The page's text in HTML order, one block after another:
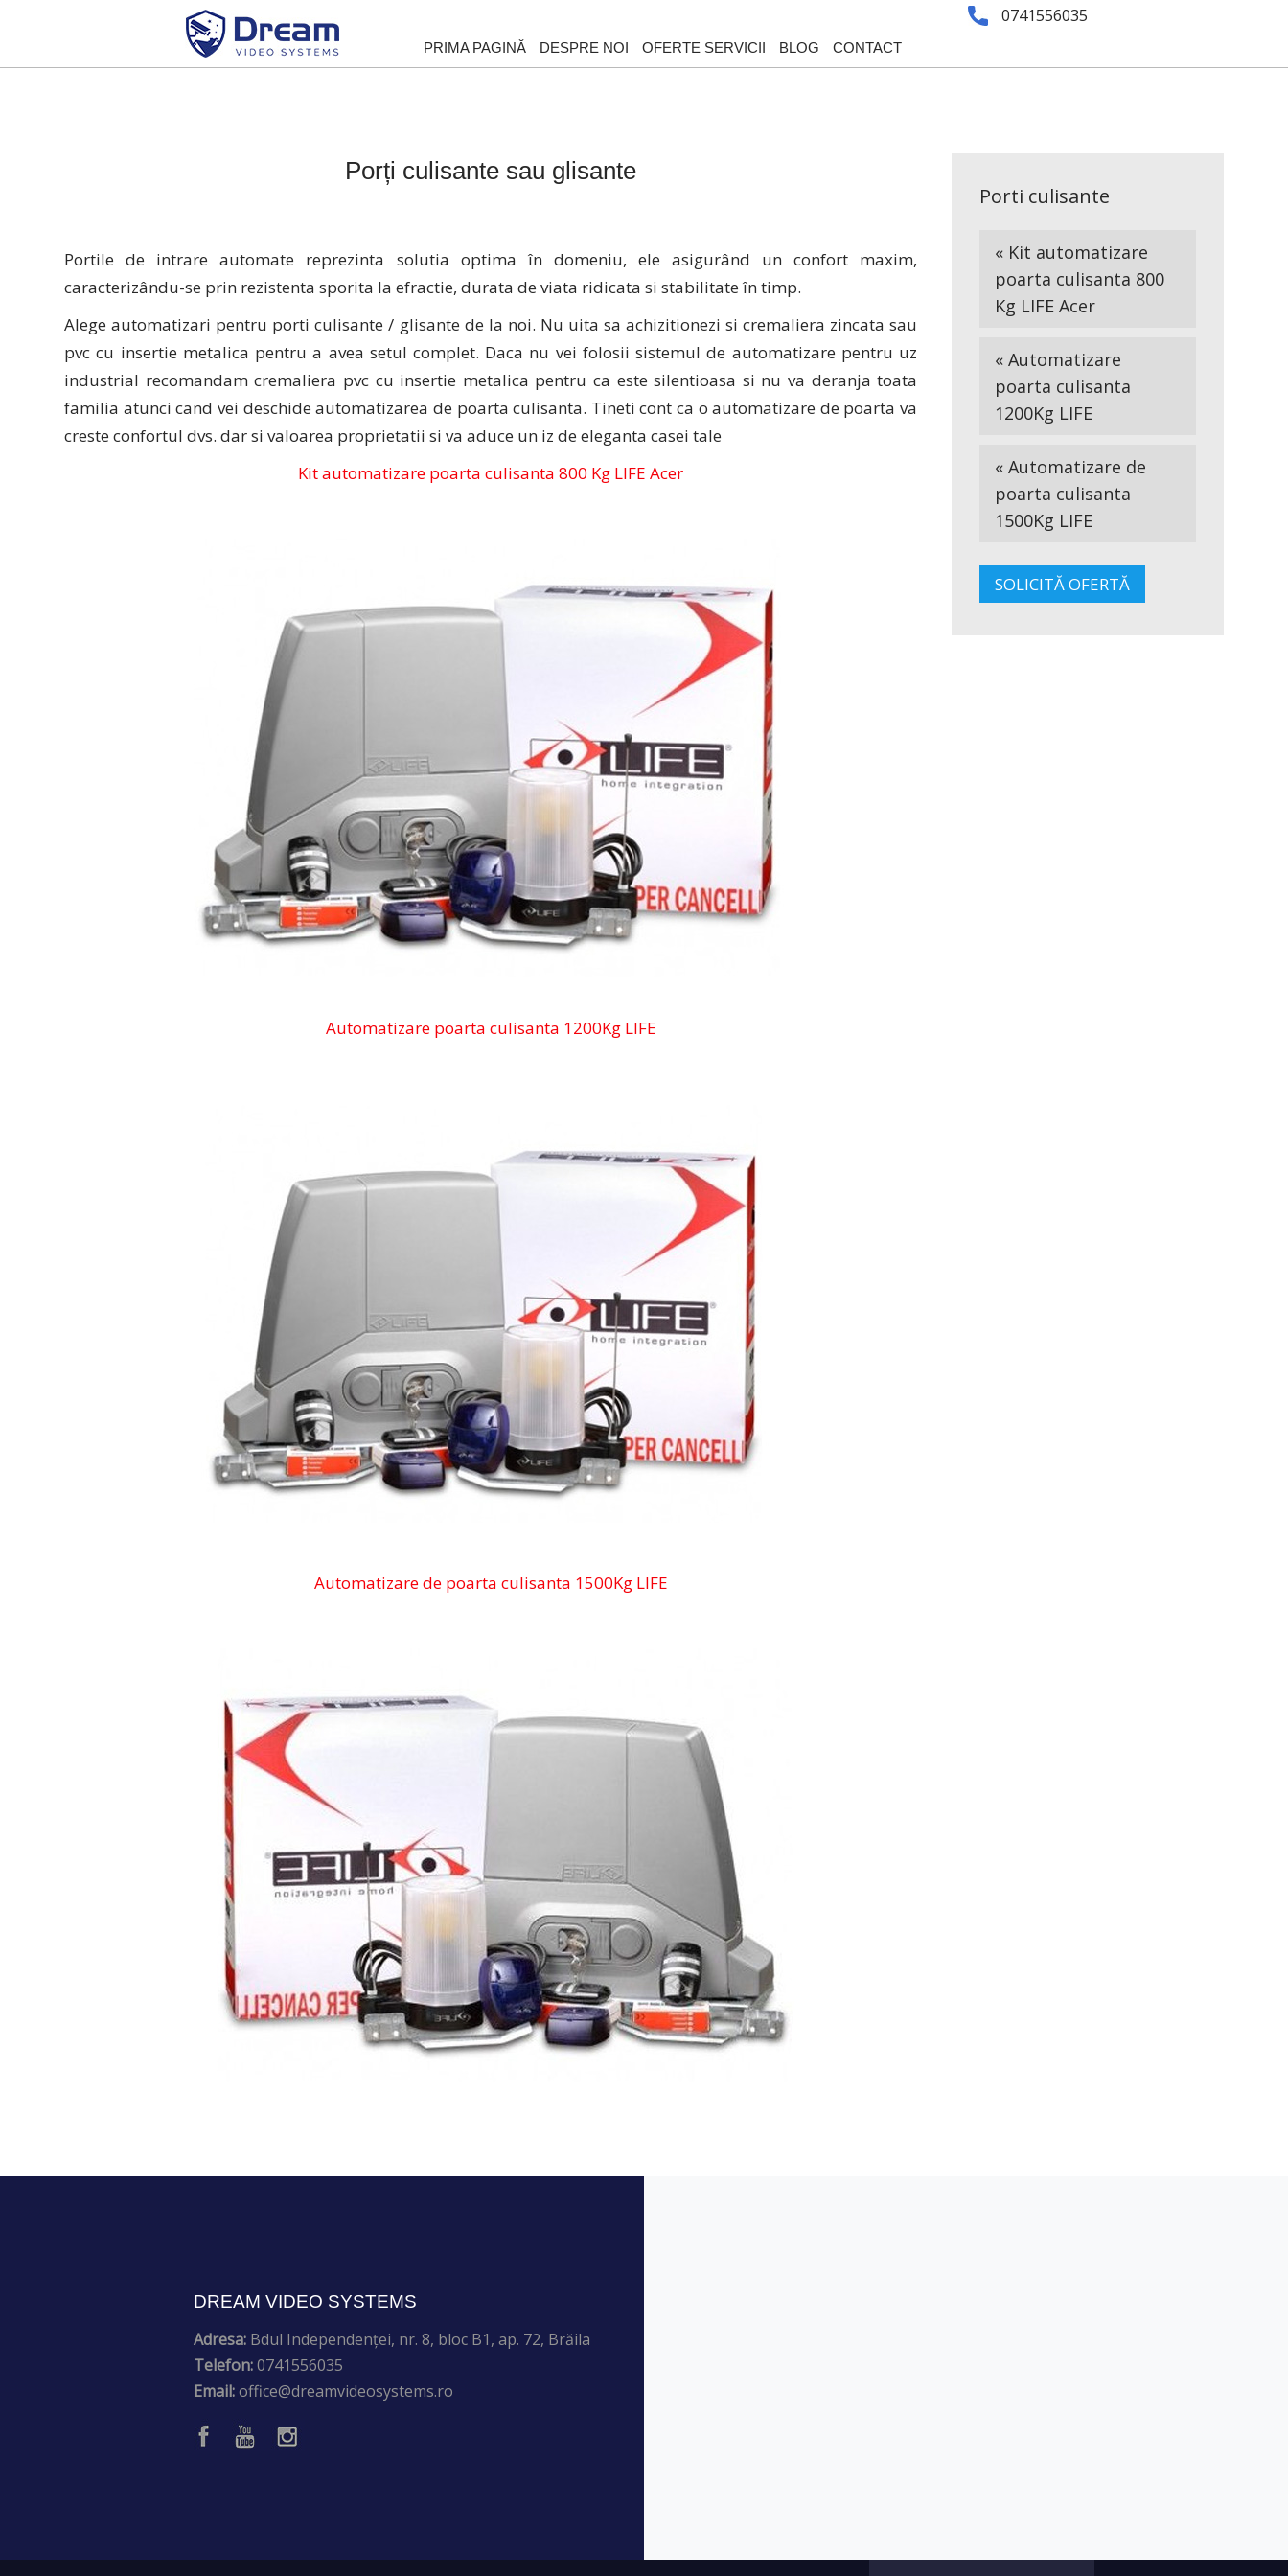
0741556035
PRIMA PAGINĂ DESPRE NOI OFERTE SERVICII BLOG CONTACT
Porți culisante sau glisante
Portile de intrare automate reprezinta solutia optima în domeniu, ele asigurând un confort maxim,
caracterizându-se prin rezistenta sporita la efractie, durata de viata ridicata si stabilitate în timp.
Alege automatizari pentru porti culisante / glisante de la noi. Nu uita sa achizitionezi si cremaliera zincata sau
pvc cu insertie metalica pentru a avea setul complet. Daca nu vei folosii sistemul de automatizare pentru uz
industrial recomandam cremaliera pvc cu insertie metalica pentru ca este silentioasa si nu va deranja toata
familia atunci cand vei deschide automatizarea de poarta culisanta. Tineti cont ca o automatizare de poarta va
creste confortul dvs. dar si valoarea proprietatii si va aduce un iz de eleganta casei tale
Kit automatizare poarta culisanta 800 Kg LIFE Acer
Automatizare poarta culisanta 1200Kg LIFE
Automatizare de poarta culisanta 1500Kg LIFE
Porti culisante
« Kit automatizare
poarta culisanta 800
Kg LIFE Acer
« Automatizare
poarta culisanta
1200Kg LIFE
« Automatizare de
poarta culisanta
1500Kg LIFE
SOLICITĂ OFERTĂ
DREAM VIDEO SYSTEMS
Adresa:Bdul Independenței, nr. 8, bloc B1, ap. 72, Brăila
Telefon: 0741556035
Email: office@dreamvideosystems.ro